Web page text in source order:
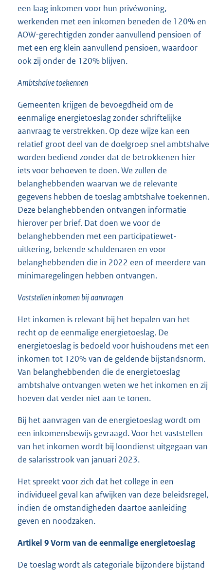
een laag inkomen voor hun privéwoning,
werkenden met een inkomen beneden de 120% en
AOW-gerechtigden zonder aanvullend pensioen of
met een erg klein aanvullend pensioen, waardoor
ook zij onder de 120% blijven.
Ambtshalve toekennen
Gemeenten krijgen de bevoegdheid om de
eenmalige energietoeslag zonder schriftelijke
aanvraag te verstrekken. Op deze wijze kan een
relatief groot deel van de doelgroep snel ambtshalve
worden bediend zonder dat de betrokkenen hier
iets voor behoeven te doen. We zullen de
belanghebbenden waarvan we de relevante
gegevens hebben de toeslag ambtshalve toekennen.
Deze belanghebbenden ontvangen informatie
hierover per brief. Dat doen we voor de
belanghebbenden met een participatiewet-
uitkering, bekende schuldenaren en voor
belanghebbenden die in 2022 een of meerdere van
minimaregelingen hebben ontvangen.
Vaststellen inkomen bij aanvragen
Het inkomen is relevant bij het bepalen van het
recht op de eenmalige energietoeslag. De
energietoeslag is bedoeld voor huishoudens met een
inkomen tot 120% van de geldende bijstandsnorm.
Van belanghebbenden die de energietoeslag
ambtshalve ontvangen weten we het inkomen en zij
hoeven dat verder niet aan te tonen.
Bij het aanvragen van de energietoeslag wordt om
een inkomensbewijs gevraagd. Voor het vaststellen
van het inkomen wordt bij loondienst uitgegaan van
de salarisstrook van januari 2023.
Het spreekt voor zich dat het college in een
individueel geval kan afwijken van deze beleidsregel,
indien de omstandigheden daartoe aanleiding
geven en noodzaken.
Artikel 9Vorm van de eenmalige energietoeslag
De toeslag wordt als categoriale bijzondere bijstand